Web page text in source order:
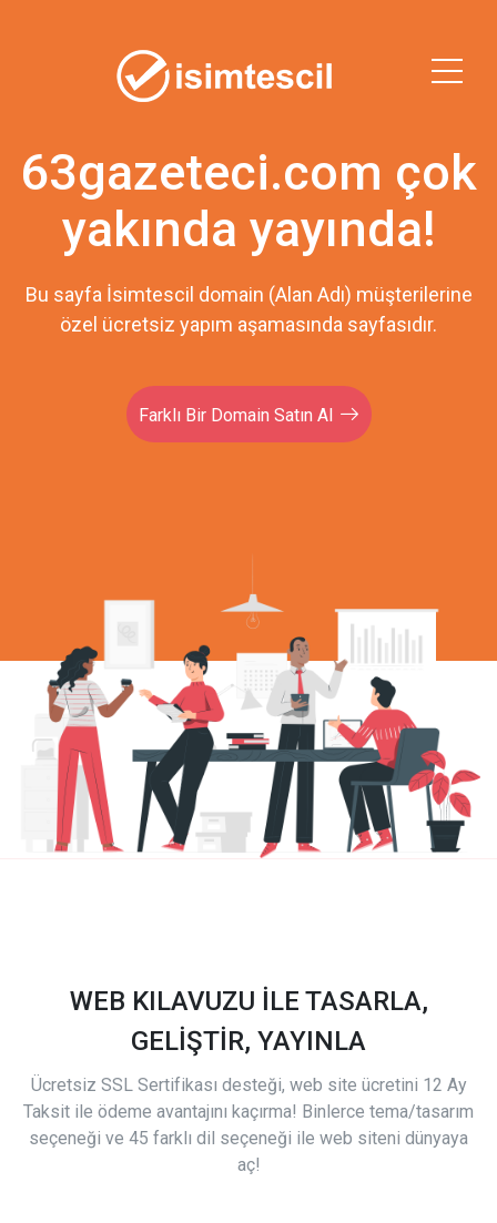
63gazeteci.com çok
yakında yayında!
Bu sayfa İsimtescil domain (Alan Adı) müşterilerine
özel ücretsiz yapım aşamasında sayfasıdır.
Farklı Bir Domain Satın Al
WEB KILAVUZU İLE TASARLA,
GELİŞTİR, YAYINLA
Ücretsiz SSL Sertifikası desteği, web site ücretini 12 Ay
Taksit ile ödeme avantajını kaçırma! Binlerce tema/tasarım
seçeneği ve 45 farklı dil seçeneği ile web siteni dünyaya
aç!